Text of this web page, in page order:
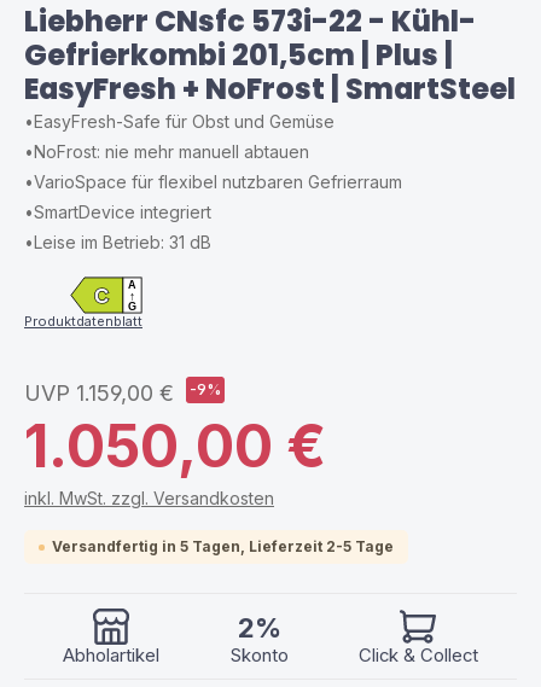
Liebherr CNsfc 573i-22 - Kühl-
Gefrierkombi 201,5cm | Plus |
EasyFresh + NoFrost | SmartSteel
•EasyFresh-Safe für Obst und Gemüse
•NoFrost: nie mehr manuell abtauen
•VarioSpace für flexibel nutzbaren Gefrierraum
•SmartDevice integriert
•Leise im Betrieb: 31 dB
A
↑
G
C
Produktdatenblatt
UVP 1.159,00 € -9%
1.050,00 €
inkl. MwSt. zzgl. Versandkosten
Versandfertig in 5 Tagen, Lieferzeit 2-5 Tage
Abholartikel
2%
Skonto Click & Collect